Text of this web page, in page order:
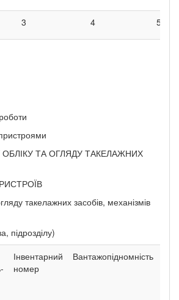
3 4 5
ТА ОГЛЯДУ ТАКЕЛАЖНИХ
такелажних засобів, механізмів
підрозділу)
Інвентарний
номер
Вантажопідномність